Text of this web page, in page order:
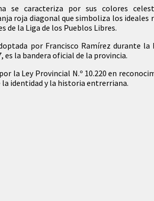
se caracteriza por sus colores
roja diagonal que simboliza los ideales
de la Liga de los Pueblos Libres.
por Francisco Ramírez durante la
es la bandera oficial de la provincia.
la Ley Provincial N.º 10.220 en
identidad y la historia entrerriana.